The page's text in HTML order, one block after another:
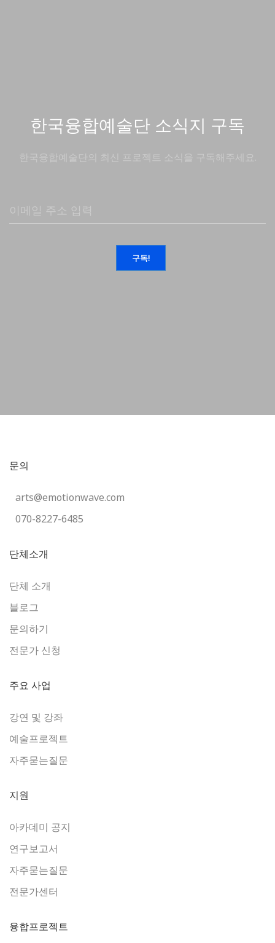
한국융합예술단 소식지 구독
한국융합예술단의 최신 프로젝트 소식을 구독해주세요.
문의
arts@emotionwave.com
070-8227-6485
단체소개
단체 소개
블로그
문의하기
전문가 신청
주요 사업
강연 및 강좌
예술프로젝트
자주묻는질문
지원
아카데미 공지
연구보고서
자주묻는질문
전문가센터
융합프로젝트